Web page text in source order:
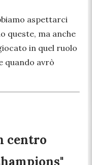
aspettarci
queste, ma anche
in quel ruolo
quando avrò
centro